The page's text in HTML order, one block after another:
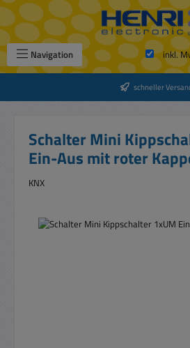
Zum Hauptinhalt springen
Navigation inkl.
schneller
Schalter Mini
Ein-Aus mit roter
KNX
Bildergalerie überspringen